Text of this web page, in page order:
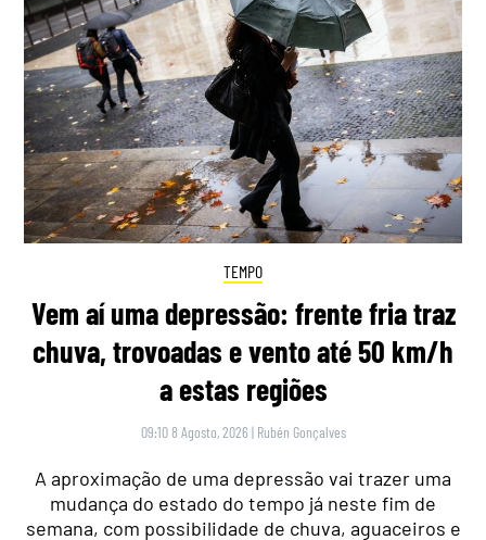
TEMPO
Vem aí uma depressão: frente fria traz
chuva, trovoadas e vento até 50 km/h
a estas regiões
09:10 8 Agosto, 2026 | Rubén Gonçalves
A aproximação de uma depressão vai trazer uma
mudança do estado do tempo já neste fim de
semana, com possibilidade de chuva, aguaceiros e